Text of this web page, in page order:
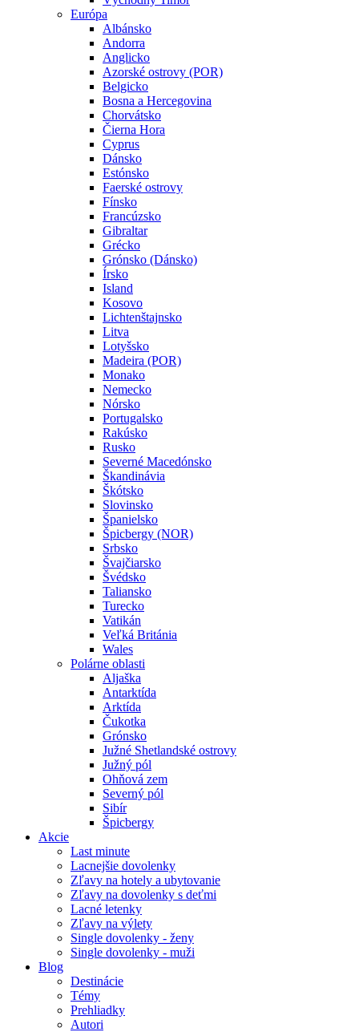
Európa
Albánsko
Andorra
Anglicko
Azorské ostrovy (POR)
Belgicko
Bosna a Hercegovina
Chorvátsko
Čierna Hora
Cyprus
Dánsko
Estónsko
Faerské ostrovy
Fínsko
Francúzsko
Gibraltar
Grécko
Grónsko (Dánsko)
Írsko
Island
Kosovo
Lichtenštajnsko
Litva
Lotyšsko
Madeira (POR)
Monako
Nemecko
Nórsko
Portugalsko
Rakúsko
Rusko
Severné Macedónsko
Škandinávia
Škótsko
Slovinsko
Španielsko
Špicbergy (NOR)
Srbsko
Švajčiarsko
Švédsko
Taliansko
Turecko
Vatikán
Veľká Británia
Wales
Polárne oblasti
Aljaška
Antarktída
Arktída
Čukotka
Grónsko
Južné Shetlandské ostrovy
Južný pól
Ohňová zem
Severný pól
Sibír
Špicbergy
Akcie
Last minute
Lacnejšie dovolenky
Zľavy na hotely a ubytovanie
Zľavy na dovolenky s deťmi
Lacné letenky
Zľavy na výlety
Single dovolenky - ženy
Single dovolenky - muži
Blog
Destinácie
Témy
Prehliadky
Autori